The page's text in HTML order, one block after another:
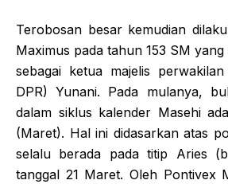
Terobosan besar kemudian
Maximus pada tahun 153 SM
sebagai ketua majelis
DPR) Yunani. Pada mulanya,
dalam siklus kalender Masehi
(Maret). Hal ini didasarkan atas
selalu berada pada titip Aries
tanggal 21 Maret. Oleh Pontivex